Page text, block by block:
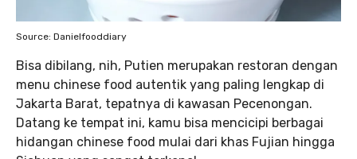
Source: Danielfooddiary
Bisa dibilang, nih, Putien merupakan restoran dengan
menu chinese food autentik yang paling lengkap di
Jakarta Barat, tepatnya di kawasan Pecenongan.
Datang ke tempat ini, kamu bisa mencicipi berbagai
hidangan chinese food mulai dari khas Fujian hingga